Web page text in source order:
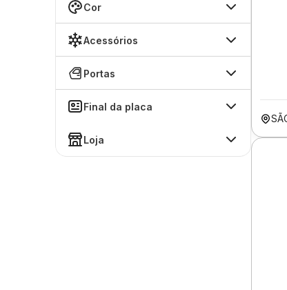
Cor
Acessórios
Portas
Final da placa
Loja